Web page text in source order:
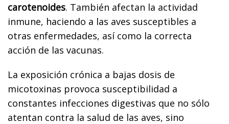
carotenoides. También afectan la actividad
inmune, haciendo a las aves susceptibles a
otras enfermedades, así como la correcta
acción de las vacunas.
La exposición crónica a bajas dosis de
micotoxinas provoca susceptibilidad a
constantes infecciones digestivas que no sólo
atentan contra la salud de las aves, sino